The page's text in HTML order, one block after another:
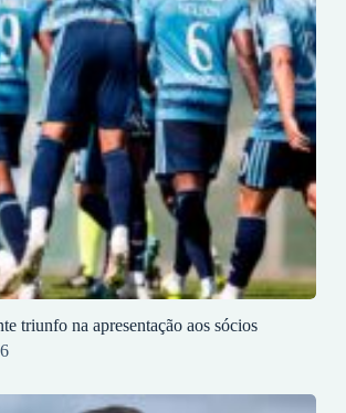
triunfo na apresentação aos sócios